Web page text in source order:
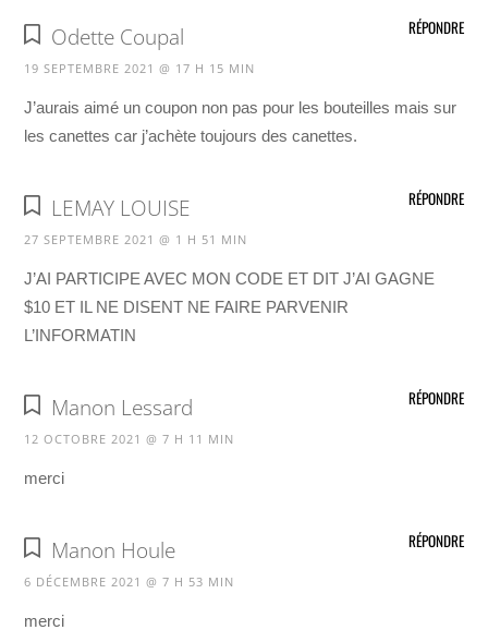
Odette Coupal
19 SEPTEMBRE 2021 @ 17 H 15 MIN
J’aurais aimé un coupon non pas pour les bouteilles mais sur
les canettes car j’achète toujours des canettes.
RÉPONDRE
LEMAY LOUISE
27 SEPTEMBRE 2021 @ 1 H 51 MIN
J’AI PARTICIPE AVEC MON CODE ET DIT J’AI GAGNE
$10 ET IL NE DISENT NE FAIRE PARVENIR
L’INFORMATIN
RÉPONDRE
Manon Lessard
12 OCTOBRE 2021 @ 7 H 11 MIN
merci
RÉPONDRE
Manon Houle
6 DÉCEMBRE 2021 @ 7 H 53 MIN
merci
RÉPONDRE